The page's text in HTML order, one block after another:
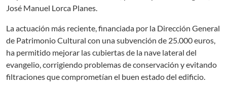
José Manuel Lorca Planes.
La actuación más reciente, financiada por la Dirección General
de Patrimonio Cultural con una subvención de 25.000 euros,
ha permitido mejorar las cubiertas de la nave lateral del
evangelio, corrigiendo problemas de conservación y evitando
filtraciones que comprometían el buen estado del edificio.